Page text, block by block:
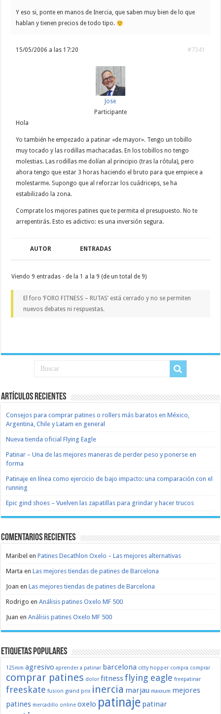
Y eso si, ponte en manos de Inercia, que saben muy bien de lo que
hablan y tienen precios de todo tipo.
15/05/2006 a las 17:20 #7341
Jose
Participante
Hola
Yo también he empezado a patinar «de mayor». Tengo un tobillo
muy tocado y las rodillas machacadas. En los tobillos no tengo
molestias. Las rodillas me dolían al principio (tras la rótula), pero
ahora tengo que estar 3 horas haciendo el bruto para que empiece a
molestarme. Supongo que al reforzar los cuádriceps, se ha
estabilizado la zona.
Comprate los mejores patines que te permita el presupuesto. No te
arrepentirás. Esto es adictivo: es una inversión segura.
AUTOR ENTRADAS
Viendo 9 entradas - de la 1 a la 9 (de un total de 9)
El foro ‘FORO FITNESS – RUTAS’ está cerrado y no se permiten
nuevos debates ni respuestas.
Artículos recientes
Consejos para comprar patines o rollers más baratos en México,
Argentina, Chile y Latam en general
Nueva tienda oficial Flying Eagle
Patinar – Una de las mejores maneras de perder peso y ponerse en
forma
Patinaje en línea como ejercicio de bajo impacto: una comparación con el
running
Epic gind shoes – Vuelven las zapatillas para grindar y hacer trucos
Comentarios recientes
Maribel enPatines Decathlon Oxelo – Las mejores alternativas
Marta enLas mejores tiendas de patines de Barcelona
Joan enLas mejores tiendas de patines de Barcelona
Rodrigo enAnálisis patines Oxelo MF 500
Juan enAnálisis patines Oxelo MF 500
Etiquetas populares
125mm agresivo aprender a patinar barcelona citty hopper compra comprar
comprar patines dolor fitnessflying eagle freepatinar
freeskate fusion grand prix inercia marjau maxxum mejores
patines mercadillo online oxelo patinaje patinar